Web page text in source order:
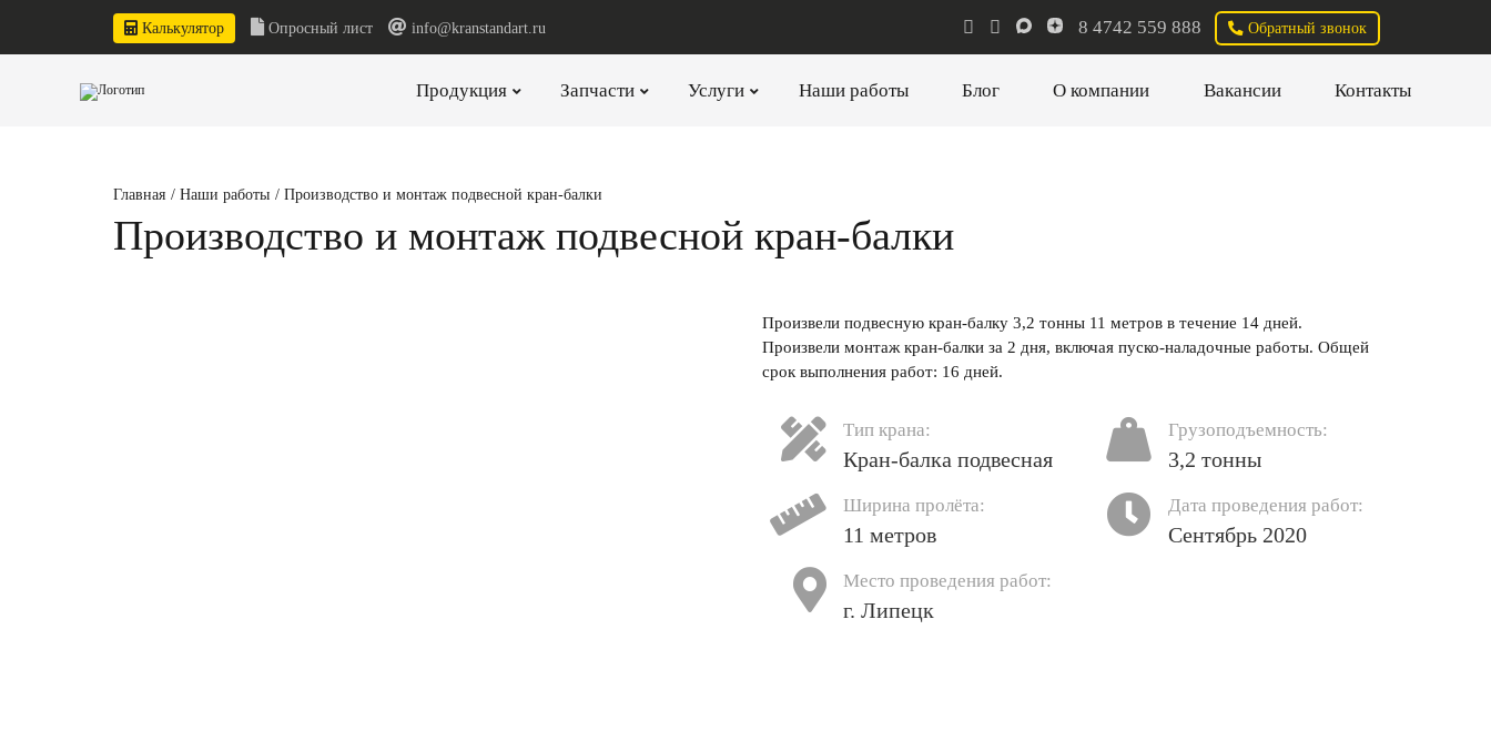
Калькулятор Опросный лист info@kranstandart.ru 8 4742 559 888 Обратный звонок
Продукция Запчасти Услуги Наши работы Блог О компании Вакансии Контакты
Главная / Наши работы / Производство и монтаж подвесной кран-балки
Производство и монтаж подвесной кран-балки
Произвели подвесную кран-балку 3,2 тонны 11 метров в течение 14 дней.
Произвели монтаж кран-балки за 2 дня, включая пуско-наладочные работы. Общей
срок выполнения работ: 16 дней.
Тип крана:
Кран-балка подвесная
Грузоподъемность:
3,2 тонны
Ширина пролёта:
11 метров
Дата проведения работ:
Сентябрь 2020
Место проведения работ:
г. Липецк